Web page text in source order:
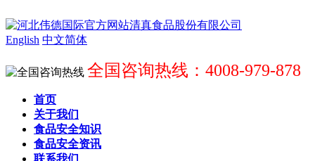
English 中文简体
全国咨询热线：4008-979-878
首页
关于我们
食品安全知识
食品安全资讯
联系我们